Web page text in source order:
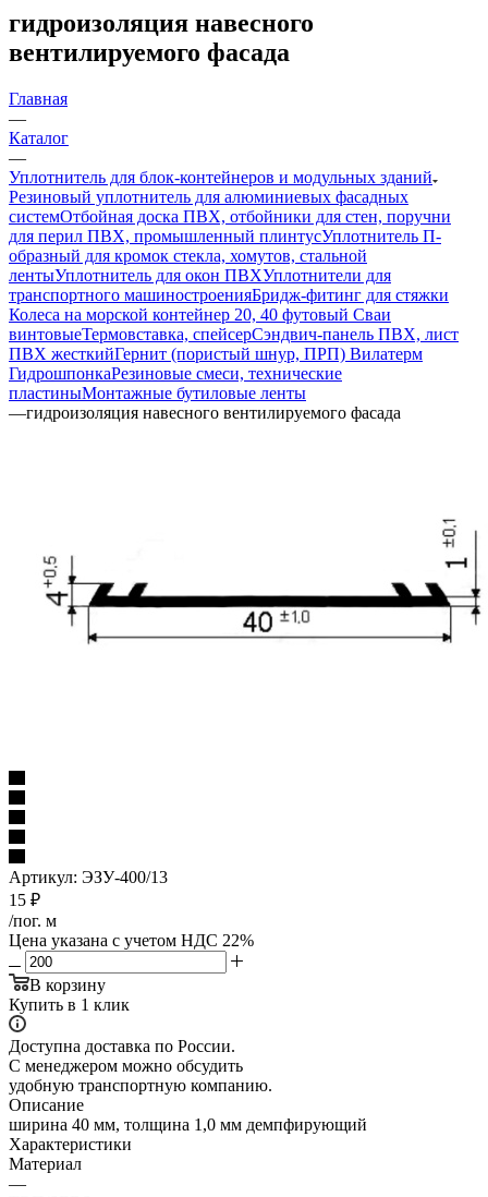
гидроизоляция навесного
вентилируемого фасада
Главная
—
Каталог
—
Уплотнитель для блок-контейнеров и модульных зданий
Резиновый уплотнитель для алюминиевых фасадных
системОтбойная доска ПВХ, отбойники для стен, поручни
для перил ПВХ, промышленный плинтусУплотнитель П-
образный для кромок стекла, хомутов, стальной
лентыУплотнитель для окон ПВХУплотнители для
транспортного машиностроенияБридж-фитинг для стяжки
Колеса на морской контейнер 20, 40 футовый Сваи
винтовыеТермовставка, спейсерСэндвич-панель ПВХ, лист
ПВХ жесткийГернит (пористый шнур, ПРП) Вилатерм
ГидрошпонкаРезиновые смеси, технические
пластиныМонтажные бутиловые ленты
—гидроизоляция навесного вентилируемого фасада
Артикул: ЭЗУ-400/13
15 ₽
/пог. м
Цена указана с учетом НДС 22%
В корзину
Купить в 1 клик
Доступна доставка по России.
С менеджером можно обсудить
удобную транспортную компанию.
Описание
ширина 40 мм, толщина 1,0 мм демпфирующий
Характеристики
Материал
—